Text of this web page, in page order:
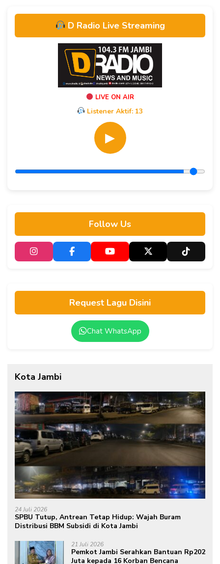
D Radio Live Streaming
LIVE ON AIR
Listener Aktif: 13
▶
Follow Us
Request Lagu Disini
Chat WhatsApp
Kota Jambi
24 Juli 2026
SPBU Tutup, Antrean Tetap Hidup: Wajah Buram
Distribusi BBM Subsidi di Kota Jambi
21 Juli 2026
Pemkot Jambi Serahkan Bantuan Rp202
Juta kepada 16 Korban Bencana